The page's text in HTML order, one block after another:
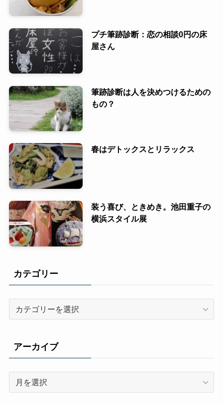
プチ筆跡診断：恋の相談0円の床
屋さん
筆跡診断は人を決めつけるための
もの？
春はデトックスとリラックス
装う喜び、ときめき。池田重子の
横浜スタイル展
カテゴリー
リ
ー
アーカイブ